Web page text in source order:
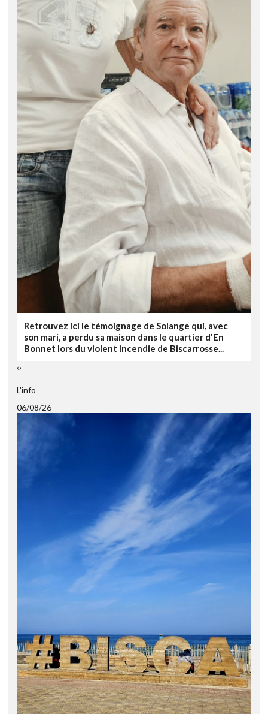
Retrouvez ici le témoignage de Solange qui, avec
son mari, a perdu sa maison dans le quartier d'En
Bonnet lors du violent incendie de Biscarrosse...
‹›
L'info
06/08/26